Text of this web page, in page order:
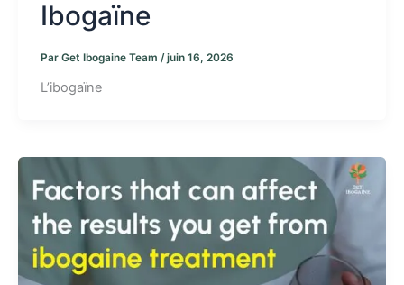
Ibogaïne
Par Get Ibogaine Team /juin 16, 2026
L’ibogaïne